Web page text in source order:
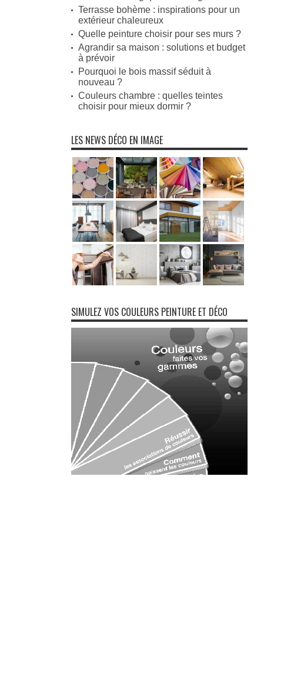
Terrasse bohème : inspirations pour un
extérieur chaleureux
Quelle peinture choisir pour ses murs ?
Agrandir sa maison : solutions et budget
à prévoir
Pourquoi le bois massif séduit à
nouveau ?
Couleurs chambre : quelles teintes
choisir pour mieux dormir ?
LES NEWS DÉCO EN IMAGE
SIMULEZ VOS COULEURS PEINTURE ET DÉCO